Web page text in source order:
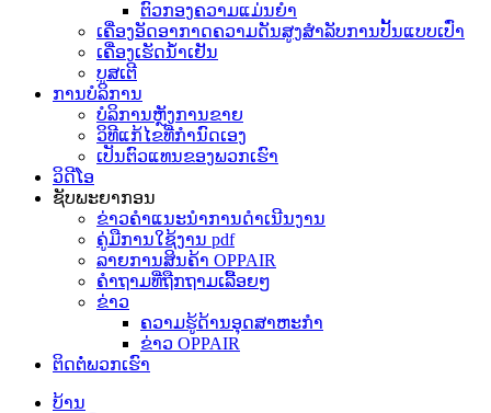
ຕົວກອງຄວາມແມ່ນຍໍາ
ເຄື່ອງອັດອາກາດຄວາມດັນສູງສຳລັບການປັ້ນແບບເປົ່າ
ເຄື່ອງເຮັດນ້ຳເຢັນ
ບູສເຕີ
ການບໍລິການ
ບໍລິການຫຼັງການຂາຍ
ວິທີແກ້ໄຂທີ່ກຳນົດເອງ
ເປັນຕົວແທນຂອງພວກເຮົາ
ວິດີໂອ
ຊັບພະຍາກອນ
ຂ່າວຄຳແນະນຳການດຳເນີນງານ
ຄູ່ມືການໃຊ້ງານ pdf
ລາຍການສິນຄ້າ OPPAIR
ຄຳຖາມທີ່ຖືກຖາມເລື້ອຍໆ
ຂ່າວ
ຄວາມຮູ້ດ້ານອຸດສາຫະກໍາ
ຂ່າວ OPPAIR
ຕິດຕໍ່ພວກເຮົາ
ບ້ານ